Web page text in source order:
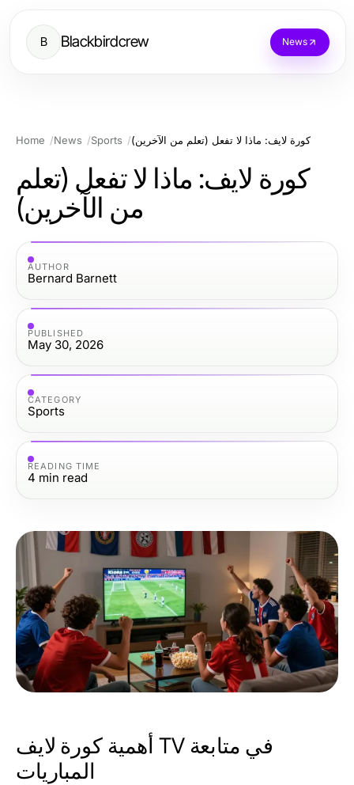
B Blackbirdcrew News
Home News Sports كورة لايف: ماذا لا تفعل (تعلم من الآخرين)
كورة لايف: ماذا لا تفعل (تعلم
من الآخرين)
AUTHOR
Bernard Barnett
PUBLISHED
May 30, 2026
CATEGORY
Sports
READING TIME
4 min read
أهمية كورة لايف TV في متابعة
المباريات